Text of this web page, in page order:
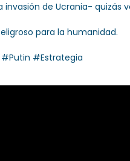
invasión de Ucrania-
para la humanidad.
#Estrategia